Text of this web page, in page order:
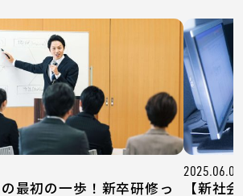
最初の一歩！新卒研修っ
2025.06.06
【新社